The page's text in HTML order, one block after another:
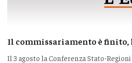
Il commissariamento è finito,
Il 3 agosto la Conferenza Stato-